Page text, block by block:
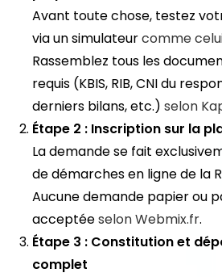
Avant toute chose, testez
via un simulateurcomme
Rassemblez tous les
requis (KBIS, RIB, CNI du
derniers bilans, etc.) selon
Étape 2 : Inscription sur la
La demande se fait
de démarches en ligne de la
Aucune demande papier ou
acceptéeselon Webmix.fr.
Étape 3 : Constitution et
complet